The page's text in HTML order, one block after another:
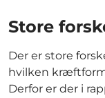
Store
Der er store
hvilken
Derfor er der i